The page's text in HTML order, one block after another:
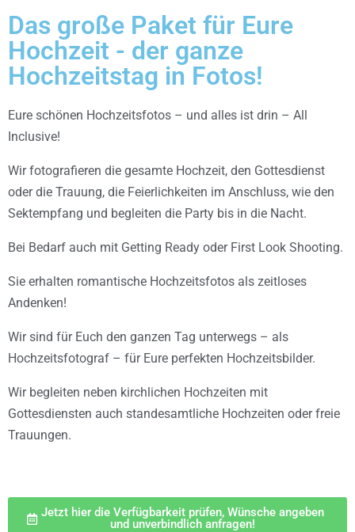
Das große Paket für Eure
Hochzeit - der ganze
Hochzeitstag in Fotos!
Eure schönen Hochzeitsfotos – und alles ist drin – All
Inclusive!
Wir fotografieren die gesamte Hochzeit, den Gottesdienst
oder die Trauung, die Feierlichkeiten im Anschluss, wie den
Sektempfang und begleiten die Party bis in die Nacht.
Bei Bedarf auch mit Getting Ready oder First Look Shooting.
Sie erhalten romantische Hochzeitsfotos als zeitloses
Andenken!
Wir sind für Euch den ganzen Tag unterwegs – als
Hochzeitsfotograf – für Eure perfekten Hochzeitsbilder.
Wir begleiten neben kirchlichen Hochzeiten mit
Gottesdiensten auch standesamtliche Hochzeiten oder freie
Trauungen.
Jetzt hier die Verfügbarkeit prüfen, Wünsche angeben
und unverbindlich anfragen!